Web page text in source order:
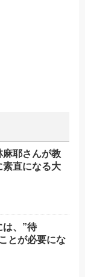
麻耶さんが教
素直になる大
は、”待
とが必要にな